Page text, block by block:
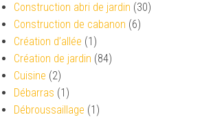
Construction abri de jardin (30)
Construction de cabanon (6)
Création d’allée (1)
Création de jardin (84)
Cuisine (2)
Débarras (1)
Débroussaillage (1)